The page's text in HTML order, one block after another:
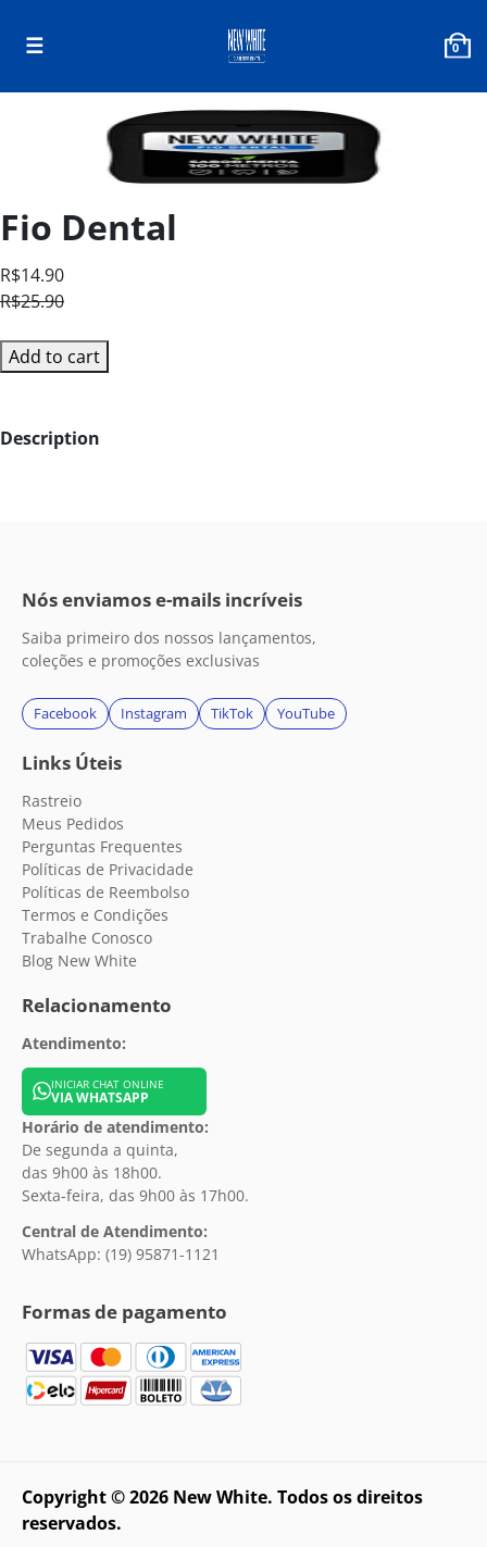
☰ 0
Fio Dental
R$14.90
R$25.90
Add to cart
Description
Nós enviamos e-mails incríveis
Saiba primeiro dos nossos lançamentos,
coleções e promoções exclusivas
Facebook Instagram TikTok YouTube
Links Úteis
Rastreio
Meus Pedidos
Perguntas Frequentes
Políticas de Privacidade
Políticas de Reembolso
Termos e Condições
Trabalhe Conosco
Blog New White
Relacionamento
Atendimento:
INICIAR CHAT ONLINE
VIA WHATSAPP
Horário de atendimento:
De segunda a quinta,
das 9h00 às 18h00.
Sexta-feira, das 9h00 às 17h00.
Central de Atendimento:
WhatsApp: (19) 95871-1121
Formas de pagamento
Copyright ©2026 New White. Todos os direitos
reservados.